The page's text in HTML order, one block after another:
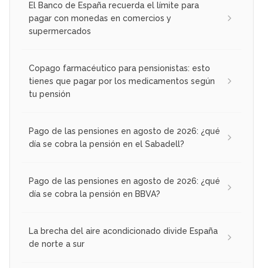
El Banco de España recuerda el límite para
pagar con monedas en comercios y
supermercados
Copago farmacéutico para pensionistas: esto
tienes que pagar por los medicamentos según
tu pensión
Pago de las pensiones en agosto de 2026: ¿qué
día se cobra la pensión en el Sabadell?
Pago de las pensiones en agosto de 2026: ¿qué
día se cobra la pensión en BBVA?
La brecha del aire acondicionado divide España
de norte a sur